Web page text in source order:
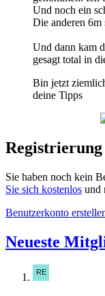
Und noch ein
Die anderen
Und dann kam
gesagt total in
Bin jetzt
deine Tipps
Registrierung
Sie haben noch kein
Sie sich kostenlos und
Benutzerkonto
Neueste